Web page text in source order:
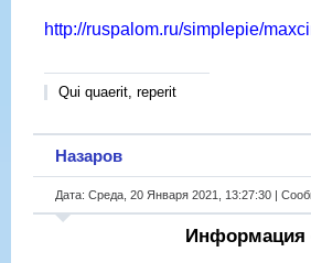
http://ruspalom.ru/simplepie/
Qui quaerit, reperit
Назаров
Дата: Среда, 20 Января 2021, 13:27:30 |
Информация